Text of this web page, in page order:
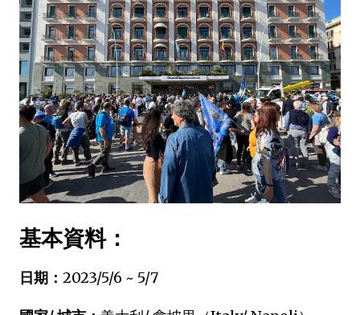
基本資料：
日期： 2023/5/6 ~ 5/7